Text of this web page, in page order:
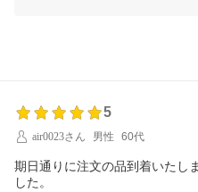
「また利用したい」というお言葉
【そ】お蕎麦研究会・そばけん満足
技術担当 石川より
5
air0023さん
男性 60代
期日通りに注文の品到着いたし
した。